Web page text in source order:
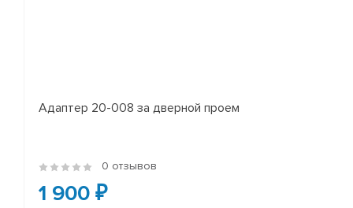
Адаптер 20-008 за дверной проем
0 отзывов
1 900 ₽